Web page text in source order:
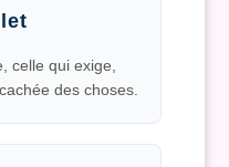
celle qui exige,
des choses.